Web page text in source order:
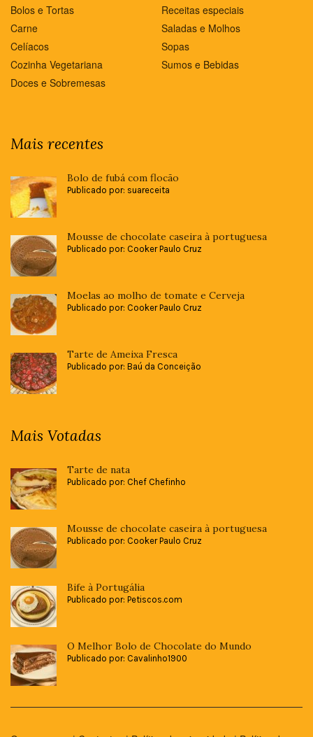
Bolos e Tortas
Carne
Celíacos
Cozinha Vegetariana
Doces e Sobremesas
Receitas especiais
Saladas e Molhos
Sopas
Sumos e Bebidas
Mais recentes
Bolo de fubá com flocão
Publicado por: suareceita
Mousse de chocolate caseira à portuguesa
Publicado por: Cooker Paulo Cruz
Moelas ao molho de tomate e Cerveja
Publicado por: Cooker Paulo Cruz
Tarte de Ameixa Fresca
Publicado por: Baú da Conceição
Mais Votadas
Tarte de nata
Publicado por: Chef Chefinho
Mousse de chocolate caseira à portuguesa
Publicado por: Cooker Paulo Cruz
Bife à Portugália
Publicado por: Petiscos.com
O Melhor Bolo de Chocolate do Mundo
Publicado por: Cavalinho1900